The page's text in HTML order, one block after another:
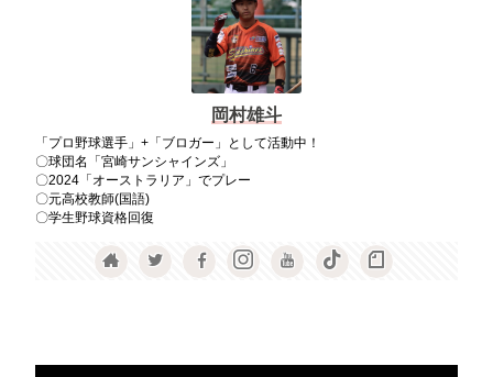
岡村雄斗
「プロ野球選手」+「ブロガー」として活動中！
〇球団名「宮崎サンシャインズ」
〇2024「オーストラリア」でプレー
〇元高校教師(国語)
〇学生野球資格回復